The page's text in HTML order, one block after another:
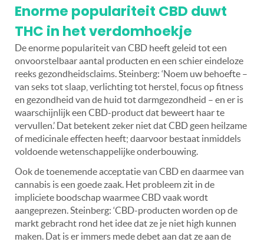
Enorme populariteit CBD duwt
THC in het verdomhoekje
De enorme populariteit van CBD heeft geleid tot een
onvoorstelbaar aantal producten en een schier eindeloze
reeks gezondheidsclaims. Steinberg: ‘Noem uw behoefte –
van seks tot slaap, verlichting tot herstel, focus op fitness
en gezondheid van de huid tot darmgezondheid – en er is
waarschijnlijk een CBD-product dat beweert haar te
vervullen.’ Dat betekent zeker niet dat CBD geen heilzame
of medicinale effecten heeft; daarvoor bestaat inmiddels
voldoende wetenschappelijke onderbouwing.
Ook de toenemende acceptatie van CBD en daarmee van
cannabis is een goede zaak. Het probleem zit in de
impliciete boodschap waarmee CBD vaak wordt
aangeprezen. Steinberg: ‘CBD-producten worden op de
markt gebracht rond het idee dat ze je niet high kunnen
maken. Dat is er immers mede debet aan dat ze aan de